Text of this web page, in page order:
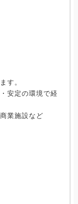
す。
安定の環境で経
業施設など